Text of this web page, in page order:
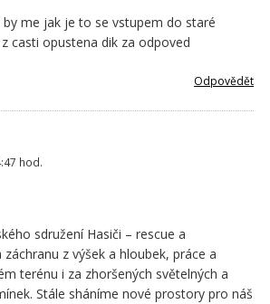
me jak je to se vstupem do staré
casti opustena dik za odpoved
Odpovědět
hod.
sdružení Hasiči – rescue a
z výšek a hloubek, práce a
terénu i za zhoršených světelných a
Stále sháníme nové prostory pro náš